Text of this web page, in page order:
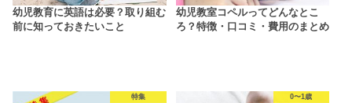
幼児教育に英語は必要？取り組む
前に知っておきたいこと
幼児教室コペルってどんなとこ
ろ？特徴・口コミ・費用のまとめ
特集 0〜1歳